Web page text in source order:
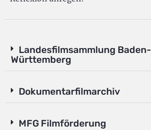
Landesfilmsammlung Baden-
Württemberg
Dokumentarfilmarchiv
MFG Filmförderung